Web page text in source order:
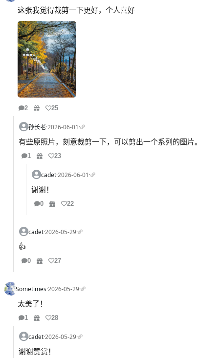
这张我觉得裁剪一下更好，个人喜好
2 25
孙长老·2026-06-01·
有些原照片，刻意裁剪一下，可以剪出一个系列的图片。
1 23
cadet·2026-06-01·
谢谢！
0 22
cadet·2026-05-29·
👍
0 27
Sometimes·2026-05-29·
太美了！
1 28
cadet·2026-05-29·
谢谢赞赏！